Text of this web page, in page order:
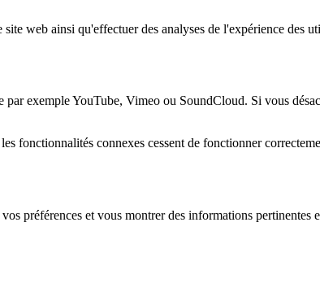
web ainsi qu'effectuer des analyses de l'expérience des
exemple YouTube, Vimeo ou SoundCloud. Si vous
fonctionnalités connexes cessent de fonctionner
préférences et vous montrer des informations pertinentes